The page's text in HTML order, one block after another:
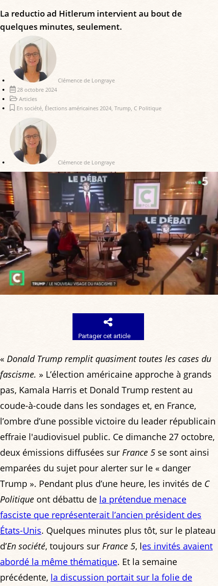
La reductio ad Hitlerum intervient au bout de
quelques minutes, seulement.
Clémence de Longraye
28 octobre 2024
Articles
En société, Élections américaines 2024, Trump, C Politique
Clémence de Longraye
Partager cet article
« Donald Trump remplit quasiment toutes les cases du
fascisme. » L’élection américaine approche à grands
pas, Kamala Harris et Donald Trump restent au
coude-à-coude dans les sondages et, en France,
l’ombre d’une possible victoire du leader républicain
effraie l'audiovisuel public. Ce dimanche 27 octobre,
deux émissions diffusées sur France 5 se sont ainsi
emparées du sujet pour alerter sur le « danger
Trump ». Pendant plus d’une heure, les invités de C
Politique ont débattu de la prétendue menace
fasciste que représenterait l’ancien président des
États-Unis. Quelques minutes plus tôt, sur le plateau
d’En société, toujours sur France 5, les invités avaient
abordé la même thématique. Et la semaine
précédente, la discussion portait sur la folie de